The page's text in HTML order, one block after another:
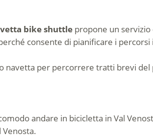
bike shuttlepropone un servizio
consente di pianificare i
navetta per percorrere tratti brevi
andare in bicicletta in Val